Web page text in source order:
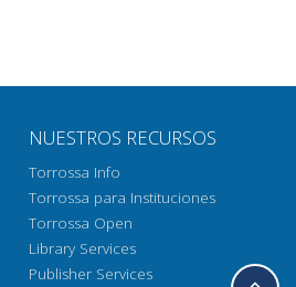
NUESTROS RECURSOS
Torrossa Info
Torrossa para Instituciones
Torrossa Open
Library Services
Publisher Services